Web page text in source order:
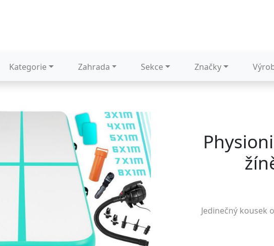
Kategorie Zahrada Sekce Značky
Jedinečný kousek